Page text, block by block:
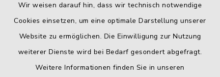
Wir weisen darauf hin, dass wir technisch notwendige
Cookies einsetzen, um eine optimale Darstellung unserer
Website zu ermöglichen. Die Einwilligung zur Nutzung
weiterer Dienste wird bei Bedarf gesondert abgefragt.
Weitere Informationen finden Sie in unseren
Barrierefreiheit